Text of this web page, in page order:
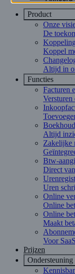
Product
Onze
De
Koppel
Altijd in
Functies
Facturen
Versturen
Altijd
Zakelijke
Btw-
Direct
Uren
Online
Online
Online
Maakt
Voor
Prijzen
Ondersteuning